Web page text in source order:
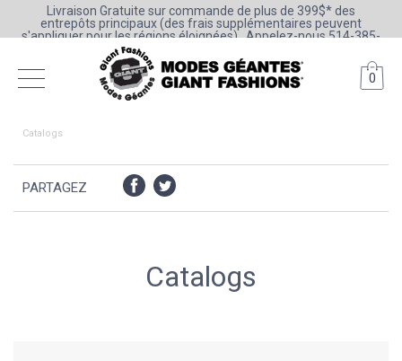
Livraison Gratuite sur commande de plus de 399$* des
entrepôts principaux (des frais supplémentaires peuvent
s'appliquer pour les régions éloignées) . Appelez-nous 514-385-
6205 ou 1-800-361-0777
0
Catalogs
PARTAGEZ
Catalogs